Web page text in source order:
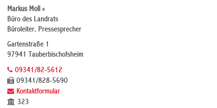
Markus Moll »
Büro des Landrats
Büroleiter, Pressesprecher
Gartenstraße 1
97941 Tauberbischofsheim
09341/82-5612
09341/828-5690
Kontaktformular
323